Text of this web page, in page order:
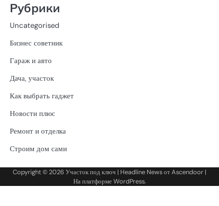
Рубрики
Uncategorised
Бизнес советник
Гараж и авто
Дача, участок
Как выбрать гаджет
Новости плюс
Ремонт и отделка
Строим дом сами
Copyright © 2026Участок под ключ | Headline News отAscendoor |
На платформеWordPress.